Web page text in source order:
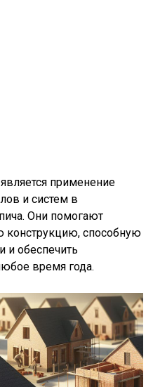
применение
и систем в
Они помогают
конструкцию, способную
и обеспечить
время года.